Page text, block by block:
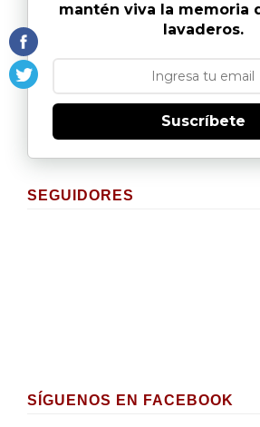
mantén viva la memoria
lavaderos.
Suscríbete
SEGUIDORES
SÍGUENOS EN FACEBOOK